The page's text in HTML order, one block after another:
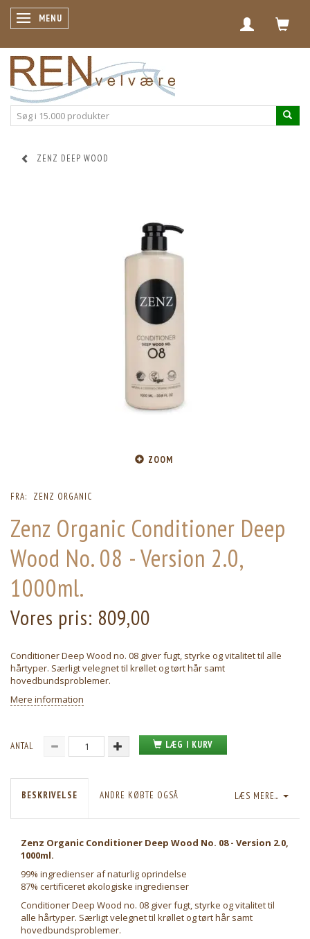
SKIFTE NAVIGATION
MENU
ZENZ DEEP WOOD
ZOOM
FRA: ZENZ ORGANIC
Zenz Organic Conditioner Deep
Wood No. 08 - Version 2.0,
1000ml.
Vores pris: 809,00
Conditioner Deep Wood no. 08 giver fugt, styrke og vitalitet til alle
hårtyper. Særligt velegnet til krøllet og tørt hår samt
hovedbundsproblemer.
Mere information
ANTAL LÆG I KURV
LÆS MERE...
BESKRIVELSE ANDRE KØBTE OGSÅ
Zenz Organic Conditioner Deep Wood No. 08 - Version 2.0,
1000ml.
99% ingredienser af naturlig oprindelse
87% certificeret økologiske ingredienser
Conditioner Deep Wood no. 08 giver fugt, styrke og vitalitet til
alle hårtyper. Særligt velegnet til krøllet og tørt hår samt
hovedbundsproblemer.